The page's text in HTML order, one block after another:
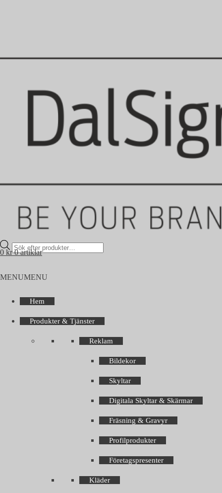
Products
search
0 kr 0 artiklar
MENUMENU
Hem
Produkter & Tjänster
Reklam
Bildekor
Skyltar
Digitala Skyltar & Skärmar
Fräsning & Gravyr
Profilprodukter
Företagspresenter
Kläder